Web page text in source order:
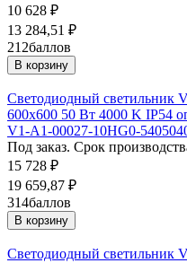
10 628 ₽
13 284,51 ₽
212баллов
В корзину
Светодиодный светильник
600х600 50 Вт 4000 K IP54
V1-A1-00027-10HG0-
Под заказ. Срок
15 728 ₽
19 659,87 ₽
314баллов
В корзину
Светодиодный светильник